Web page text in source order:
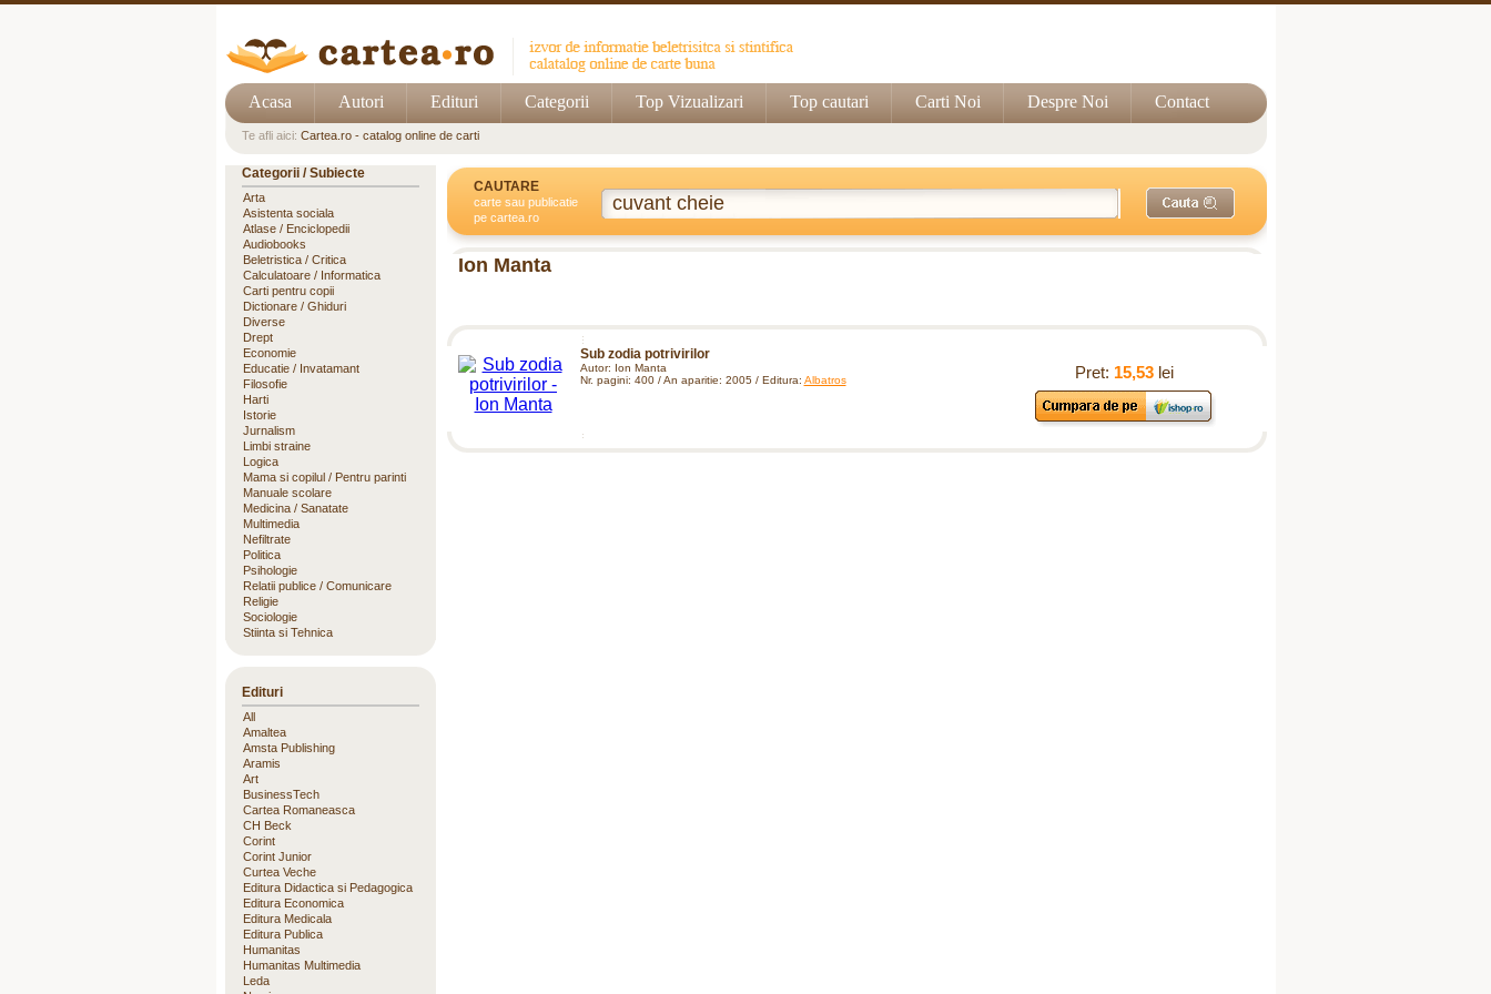
Acasa Autori Edituri Categorii Top Vizualizari Top cautari Carti Noi Despre Noi Contact
Te afli aici: Cartea.ro - catalog online de carti
CAUTARE
carte sau publicatie
pe cartea.ro
Ion Manta
Sub zodia potrivirilor
Autor: Ion Manta
Nr. pagini: 400 / An aparitie: 2005 / Editura: Albatros Pret: 15,53 lei
Categorii / Subiecte
Arta
Asistenta sociala
Atlase / Enciclopedii
Audiobooks
Beletristica / Critica
Calculatoare / Informatica
Carti pentru copii
Dictionare / Ghiduri
Diverse
Drept
Economie
Educatie / Invatamant
Filosofie
Harti
Istorie
Jurnalism
Limbi straine
Logica
Mama si copilul / Pentru parinti
Manuale scolare
Medicina / Sanatate
Multimedia
Nefiltrate
Politica
Psihologie
Relatii publice / Comunicare
Religie
Sociologie
Stiinta si Tehnica
Edituri
All
Amaltea
Amsta Publishing
Aramis
Art
BusinessTech
Cartea Romaneasca
CH Beck
Corint
Corint Junior
Curtea Veche
Editura Didactica si Pedagogica
Editura Economica
Editura Medicala
Editura Publica
Humanitas
Humanitas Multimedia
Leda